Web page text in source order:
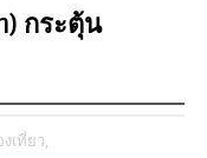
กระตุ้น
เที่ยว,